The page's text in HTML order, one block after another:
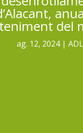
del
ag. 12, 2024 ADL